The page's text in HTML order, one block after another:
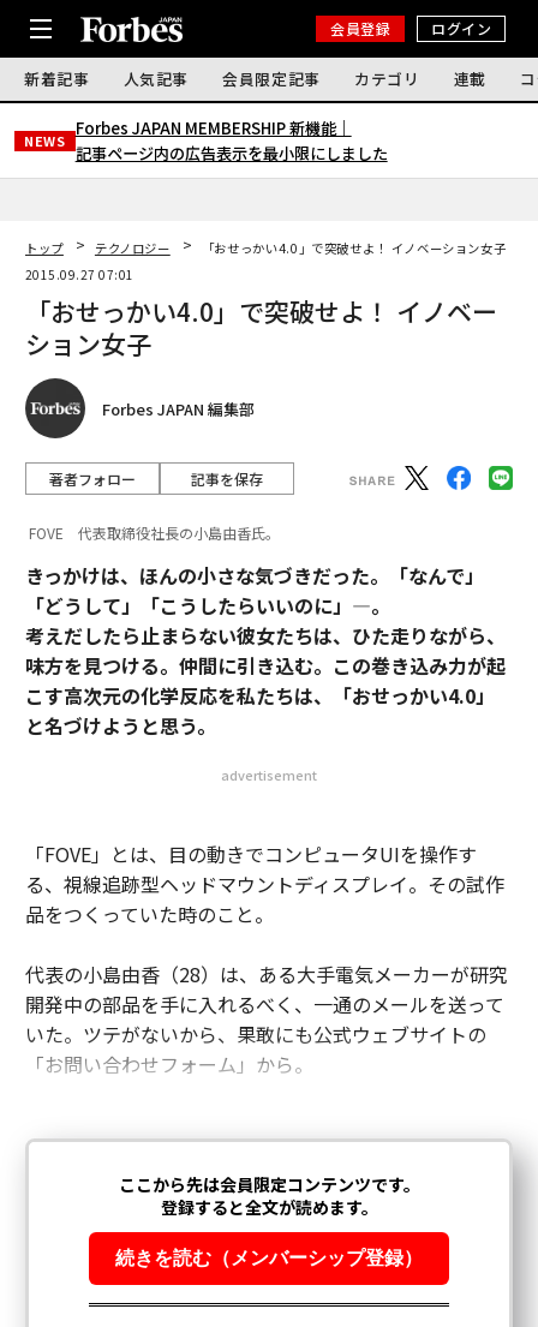
会員登録 ログイン
新着記事 人気記事 会員限定記事 カテゴリ 連載
NEWS
Forbes JAPAN MEMBERSHIP 新機能｜
記事ページ内の広告表示を最小限にしました
トップ テクノロジー
「おせっかい4.0」で突破せよ！ イノベーション女子
2015.09.27 07:01
「おせっかい4.0」で突破せよ！ イノベー
ション女子
Forbes JAPAN 編集部
著者フォロー 記事を保存
FOVE 代表取締役社長の小島由香氏。
きっかけは、ほんの小さな気づきだった。「なんで」
「どうして」「こうしたらいいのに」―。
考えだしたら止まらない彼女たちは、ひた走りながら、
味方を見つける。仲間に引き込む。この巻き込み力が起
こす高次元の化学反応を私たちは、「おせっかい4.0」
と名づけようと思う。
advertisement
「FOVE」とは、目の動きでコンピュータUIを操作す
る、視線追跡型ヘッドマウントディスプレイ。その試作
品をつくっていた時のこと。
代表の小島由香（28）は、ある大手電気メーカーが研究
開発中の部品を手に入れるべく、一通のメールを送って
いた。ツテがないから、果敢にも公式ウェブサイトの
「お問い合わせフォーム」から。